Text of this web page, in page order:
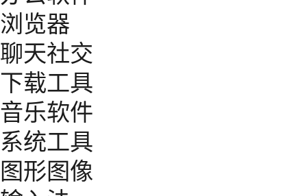
浏览器
聊天社交
下载工具
音乐软件
系统工具
图形图像